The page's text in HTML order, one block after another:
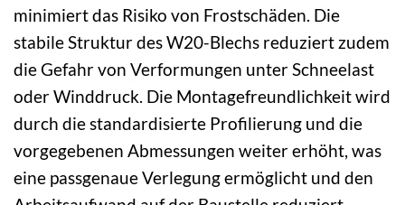
minimiert das Risiko von Frostschäden. Die
stabile Struktur des W20-Blechs reduziert zudem
die Gefahr von Verformungen unter Schneelast
oder Winddruck. Die Montagefreundlichkeit wird
durch die standardisierte Profilierung und die
vorgegebenen Abmessungen weiter erhöht, was
eine passgenaue Verlegung ermöglicht und den